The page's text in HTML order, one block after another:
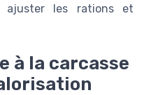
ajuster les rations et
à la carcasse